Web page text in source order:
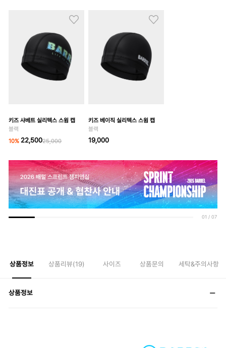
키즈 샤베트 실리텍스 스윔 캡
블랙
10% 22,50025,000
키즈 베이직 실리텍스 스윔 캡
블랙
19,000
01 / 07
상품정보 상품리뷰(19) 사이즈 상품문의 세탁&주의사항
상품정보